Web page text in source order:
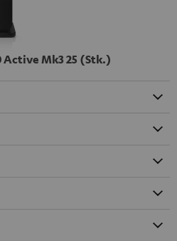
Active Mk3 25 (Stk.)